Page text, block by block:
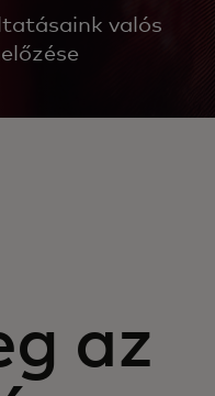
valós
az